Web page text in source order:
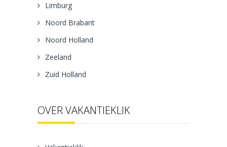
Limburg
Noord Brabant
Noord Holland
Zeeland
Zuid Holland
OVER VAKANTIEKLIK